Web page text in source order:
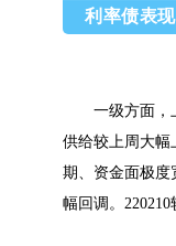
利率债表现
一级方面，
供给较上周大幅
期、资金面极度
幅回调。 220210